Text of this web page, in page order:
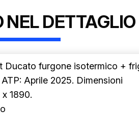
NEL DETTAGLIO
Ducato furgone isotermico +
Aprile 2025. Dimensioni
1890.